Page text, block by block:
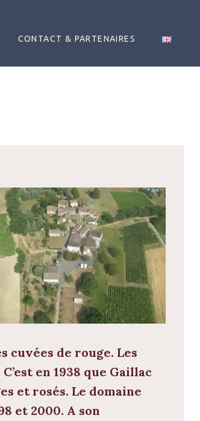
CONTACT & PARTENAIRES
cuvées de rouge. Les
en 1938 que Gaillac
et rosés. Le domaine
et 2000. A son